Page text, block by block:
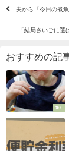
夫から「今日の煮
「結局さいごに選
おすすめの記
驚く